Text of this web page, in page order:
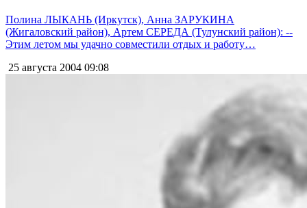
Полина ЛЫКАНЬ (Иркутск), Анна ЗАРУКИНА
(Жигаловский район), Артем СЕРЕДА (Тулунский район): --
Этим летом мы удачно совместили отдых и работу…
25 августа 2004 09:08